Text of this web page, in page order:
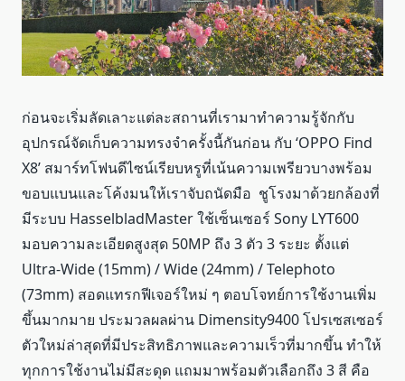
ก่อนจะเริ่มลัดเลาะแต่ละสถานที่เรามาทำความรู้จักกับ
อุปกรณ์จัดเก็บความทรงจำครั้งนี้กันก่อน กับ ‘OPPO Find
X8’ สมาร์ทโฟนดีไซน์เรียบหรูที่เน้นความเพรียวบางพร้อม
ขอบแบนและโค้งมนให้เราจับถนัดมือ ชูโรงมาด้วยกล้องที่
มีระบบ HasselbladMaster ใช้เซ็นเซอร์ Sony LYT600
มอบความละเอียดสูงสุด 50MP ถึง 3 ตัว 3 ระยะ ตั้งแต่
Ultra-Wide (15mm) / Wide (24mm) / Telephoto
(73mm) สอดแทรกฟีเจอร์ใหม่ ๆ ตอบโจทย์การใช้งานเพิ่ม
ขึ้นมากมาย ประมวลผลผ่าน Dimensity9400 โปรเซสเซอร์
ตัวใหม่ล่าสุดที่มีประสิทธิภาพและความเร็วที่มากขึ้น ทำให้
ทุกการใช้งานไม่มีสะดุด แถมมาพร้อมตัวเลือกถึง 3 สี คือ